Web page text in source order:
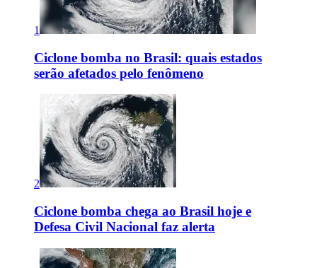
1
Ciclone bomba no Brasil: quais estados
serão afetados pelo fenômeno
2
Ciclone bomba chega ao Brasil hoje e
Defesa Civil Nacional faz alerta